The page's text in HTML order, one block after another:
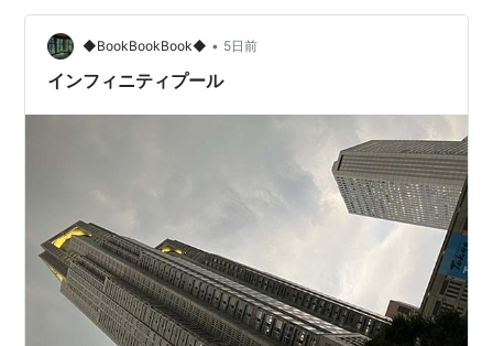
◆BookBookBook◆ • 5日前
インフィニティプール